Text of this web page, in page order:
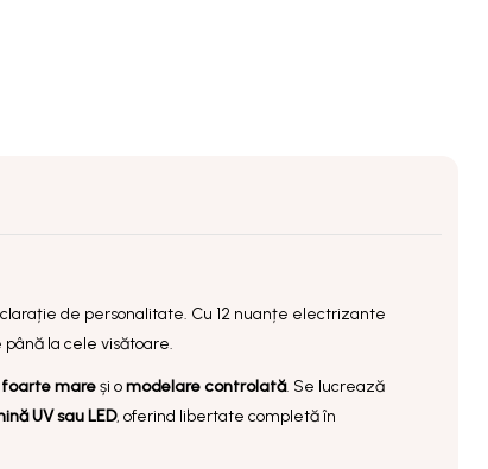
de personalitate. Cu 12 nuanțe electrizante
la cele visătoare.
mareși omodelare controlată. Se lucrează
UV sau LED, oferind libertate completă în